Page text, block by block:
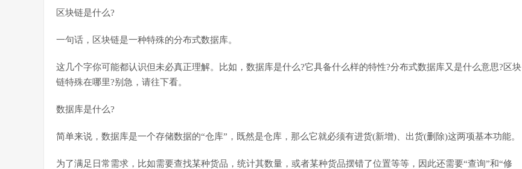
区块链是什么?
一句话，区块链是一种特殊的分布式数据库。
这几个字你可能都认识但未必真正理解。比如，数据库是什么?它具备什么样的特性?分布式数据库又是什么意思?区块
链特殊在哪里?别急，请往下看。
数据库是什么?
简单来说，数据库是一个存储数据的“仓库”，既然是仓库，那么它就必须有进货(新增)、出货(删除)这两项基本功能。
为了满足日常需求，比如需要查找某种货品，统计其数量，或者某种货品摆错了位置等等，因此还需要“查询”和“修